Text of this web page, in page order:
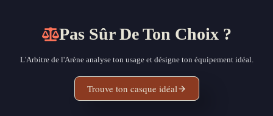
Pas Sûr De Ton Choix ?
L'Arbitre de l'Arène analyse ton usage et désigne ton équipement idéal.
Trouve ton casque idéal